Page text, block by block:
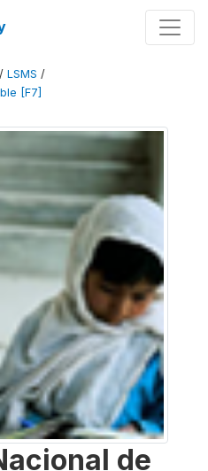
/ LSMS /
[F7]
de